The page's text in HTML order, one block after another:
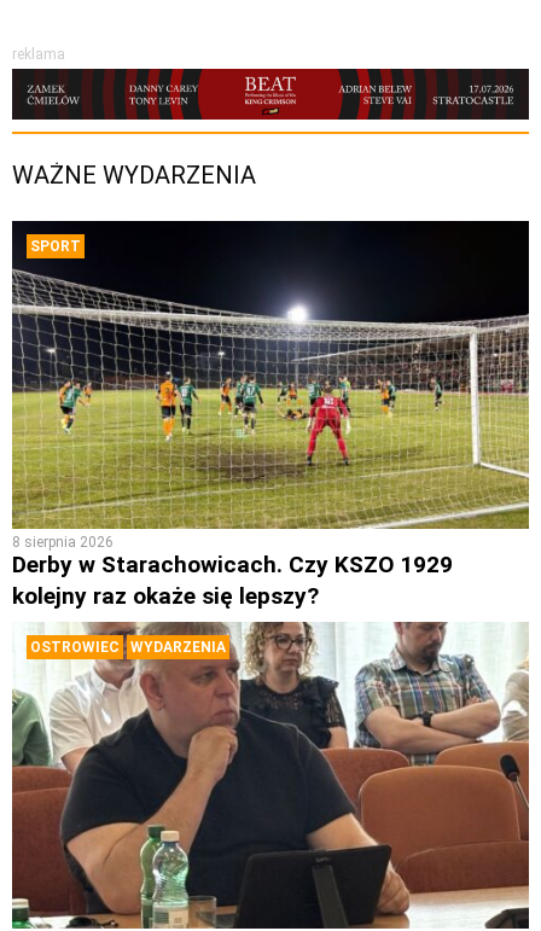
reklama
WAŻNE WYDARZENIA
SPORT
8 sierpnia 2026
Derby w Starachowicach. Czy KSZO 1929
kolejny raz okaże się lepszy?
OSTROWIEC WYDARZENIA